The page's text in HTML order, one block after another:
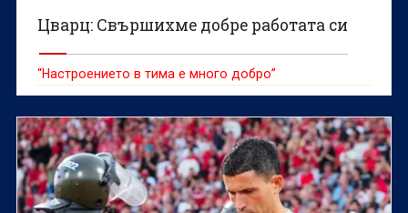
Цварц: Свършихме добре работата си
“Настроението в тима е много добро”